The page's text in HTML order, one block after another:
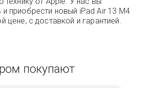
приобрести новый iPad Air 13 M4
цене, с доставкой и гарантией.
покупают